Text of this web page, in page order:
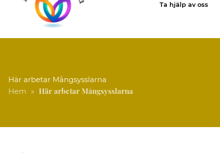
Ta hjälp av oss
Här arbetar Mångsysslarna
Hem » Här arbetar Mångsysslarna